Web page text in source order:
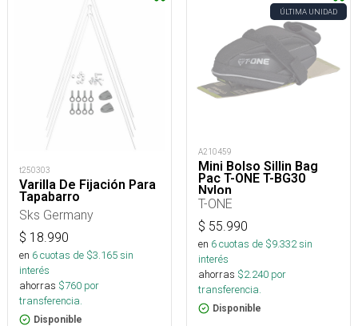
t250303
Varilla De Fijación Para
Tapabarro
Sks Germany
$ 18.990
en 6cuotas de $3.165sin
interés
ahorras $760 por
transferencia.
Disponible
ÚLTIMA UNIDAD
A210459
Mini Bolso Sillin Bag
Pac T-ONE T-BG30
Nylon
T-ONE
$ 55.990
en 6cuotas de $9.332sin
interés
ahorras $2.240 por
transferencia.
Disponible